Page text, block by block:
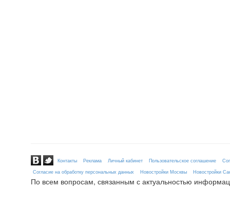
Контакты Реклама Личный кабинет Пользовательское соглашение
Согласие на обработку персональных данных
Новостройки Москвы Новостройки
По всем вопросам, связанным с актуальностью